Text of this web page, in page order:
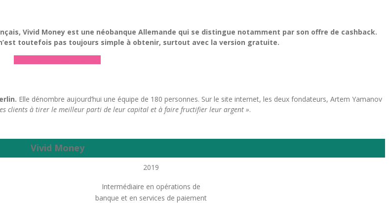
Vivid Money est une néobanque Allemande qui se distingue notamment par son offre de cashback.
toutefois pas toujours simple à obtenir, surtout avec la version gratuite.
Elle dénombre aujourd’hui une équipe de 180 personnes. Sur le site internet, les deux fondateurs, Artem Yamanov
clients à tirer le meilleur parti de leur capital et à faire fructifier leur argent ».
Vivid Money
2019
Intermédiaire en opérations de
banque et en services de paiement